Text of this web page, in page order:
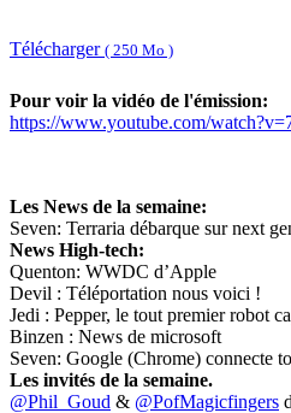
Télécharger ( 250 Mo )
Pour voir la vidéo de l'émission:
https://www.youtube.com/
Les News de la semaine:
Seven: Terraria débarque sur next
News High-tech:
Quenton: WWDC d’Apple
Devil : Téléportation nous voici !
Jedi : Pepper, le tout premier robot
Binzen : News de microsoft
Seven: Google (Chrome) connecte
Les invités de la semaine.
@Phil_Goud & @PofMagicfingers